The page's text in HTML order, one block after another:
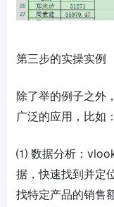
第三步的实操实例
除了举的例子之外
广泛的应用，比如：
⑴ 数据分析：
据，快速找到并定
找特定产品的销售